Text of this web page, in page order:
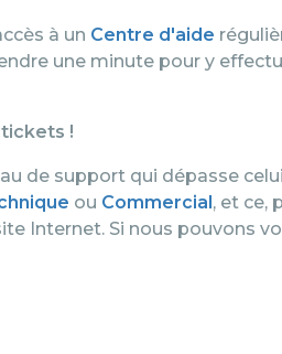
à un Centre d'aide
une minute pour y
!
de support qui dépasse
ou Commercial, et ce,
Internet. Si nous pouvons